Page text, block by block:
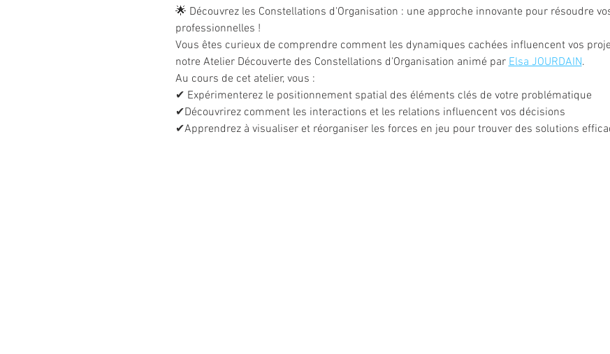
🌟 Découvrez les Constellations d'Organisation : une approche innovante pour résoudre
professionnelles !
Vous êtes curieux de comprendre comment les dynamiques cachées influencent vos
notre Atelier Découverte des Constellations d'Organisation animé par Elsa JOURDAIN.
Au cours de cet atelier, vous :
✔ Expérimenterez le positionnement spatial des éléments clés de votre problématique
✔Découvrirez comment les interactions et les relations influencent vos décisions
✔Apprendrez à visualiser et réorganiser les forces en jeu pour trouver des solutions